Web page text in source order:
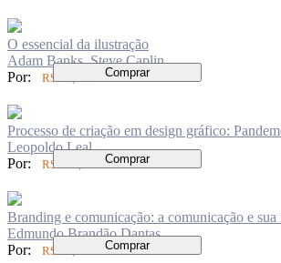
O essencial da ilustração
Adam Banks, Steve Caplin
Por:
R$ 94,00 Comprar
Processo de criação em design gráfico:
Leopoldo Leal
Por:
R$ 126,00 Comprar
Branding e comunicação: a comunicação e
Edmundo Brandão Dantas
Por:
R$ 83,00 Comprar